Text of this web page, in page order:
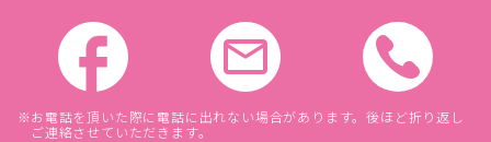
お電話を頂いた際に電話に出れない場合があります。後ほど折り返し
ご連絡させていただきます。